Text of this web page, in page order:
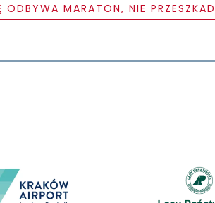
MARATON, NIE